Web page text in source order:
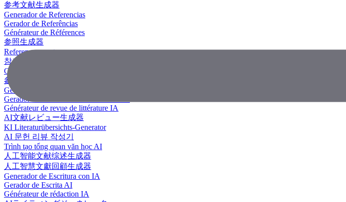
参考文献生成器
Generador de Referencias
Gerador de Referências
Générateur de Références
参照生成器
Referenzgenerator
참조 생성기
Công Cụ Tạo Tài Liệu Tham Khảo
參考文獻生成器
Generador de revisión literaria con IA
Gerador de Revisão de Literatura em IA
Générateur de revue de littérature IA
AI文献レビュー生成器
KI Literaturübersichts-Generator
AI 문헌 리뷰 작성기
Trình tạo tổng quan văn học AI
人工智能文献综述生成器
人工智慧文獻回顧生成器
Generador de Escritura con IA
Gerador de Escrita AI
Générateur de rédaction IA